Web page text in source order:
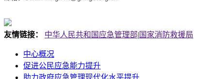
友情链接： 中华人民共和国应急管理部| 国家消防救援局
中心概况
促进公民应急能力提升
助力政府应急管理现代化水平提升